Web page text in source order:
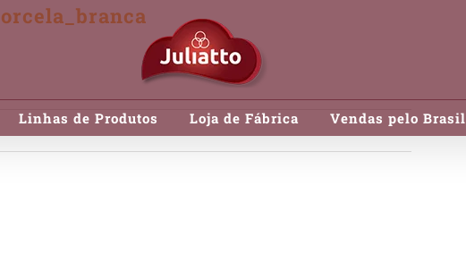
Linhas de Produtos Loja de Fábrica Vendas pelo Brasil